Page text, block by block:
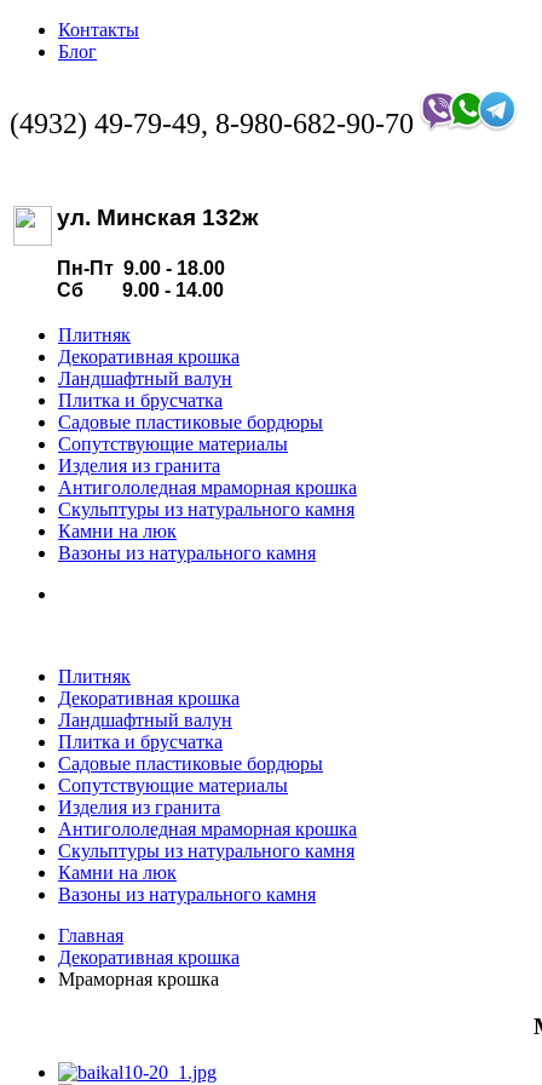
Контакты
Блог
(4932) 49-79-49, 8-980-682-90-70
ул. Минская 132ж
Пн-Пт 9.00 - 18.00
Сб 9.00 - 14.00
Плитняк
Декоративная крошка
Ландшафтный валун
Плитка и брусчатка
Садовые пластиковые бордюры
Сопутствующие материалы
Изделия из гранита
Антигололедная мраморная крошка
Скульптуры из натурального камня
Камни на люк
Вазоны из натурального камня
Плитняк
Декоративная крошка
Ландшафтный валун
Плитка и брусчатка
Садовые пластиковые бордюры
Сопутствующие материалы
Изделия из гранита
Антигололедная мраморная крошка
Скульптуры из натурального камня
Камни на люк
Вазоны из натурального камня
Главная
Декоративная крошка
Мраморная крошка